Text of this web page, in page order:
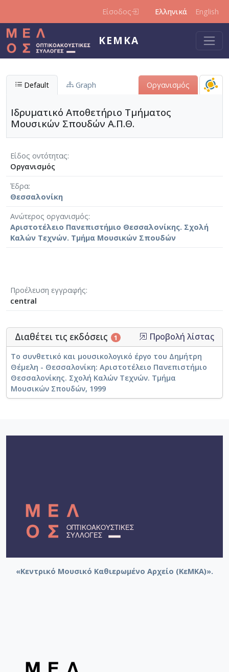
Είσοδος Ελληνικά English
ΚΕΜΚΑ
Default Graph Οργανισμός
Ιδρυματικό Αποθετήριο Τμήματος
Μουσικών Σπουδών Α.Π.Θ.
Είδος οντότητας
Οργανισμός
Έδρα
Θεσσαλονίκη
Ανώτερος οργανισμός
Αριστοτέλειο Πανεπιστήμιο Θεσσαλονίκης. Σχολή
Καλών Τεχνών. Τμήμα Μουσικών Σπουδών
Προέλευση εγγραφής
central
Διαθέτει τις εκδόσεις 1 Προβολή λίστας
Το συνθετικό και μουσικολογικό έργο του Δημήτρη
Θέμελη - Θεσσαλονίκη: Αριστοτέλειο Πανεπιστήμιο
Θεσσαλονίκης. Σχολή Καλών Τεχνών. Τμήμα
Μουσικών Σπουδών, 1999
«Κεντρικό Μουσικό Καθιερωμένο Αρχείο (ΚεΜΚΑ)».